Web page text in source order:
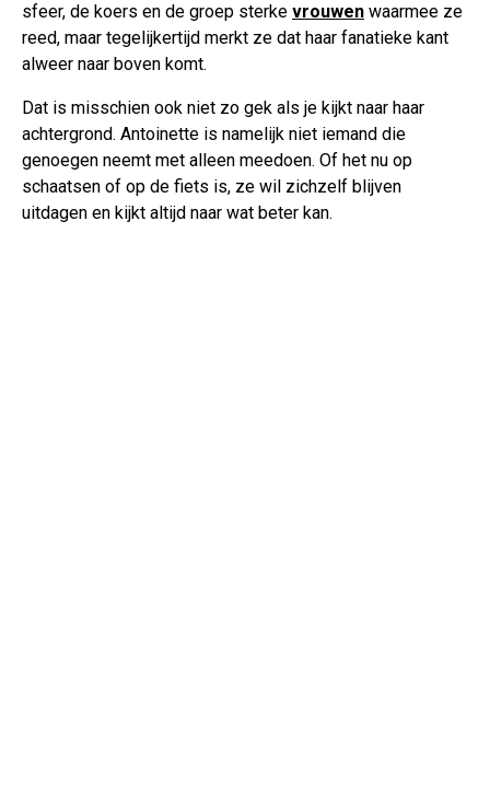
sfeer, de koers en de groep sterke vrouwen waarmee ze
reed, maar tegelijkertijd merkt ze dat haar fanatieke kant
alweer naar boven komt.
Dat is misschien ook niet zo gek als je kijkt naar haar
achtergrond. Antoinette is namelijk niet iemand die
genoegen neemt met alleen meedoen. Of het nu op
schaatsen of op de fiets is, ze wil zichzelf blijven
uitdagen en kijkt altijd naar wat beter kan.